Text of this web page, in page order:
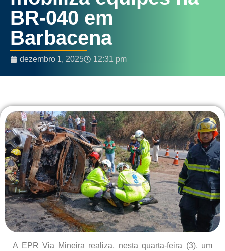
BR-040 em
Barbacena
dezembro 1, 2025 12:31 pm
A EPR Via Mineira realiza, nesta quarta-feira (3), um